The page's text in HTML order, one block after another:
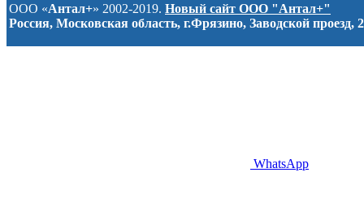
ООО «Антал+» 2002-2019. Новый сайт ООО "Антал+"
Россия, Московская область, г.Фрязино, Заводской проезд, 2
WhatsApp